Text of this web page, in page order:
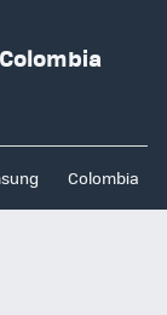
Colombia